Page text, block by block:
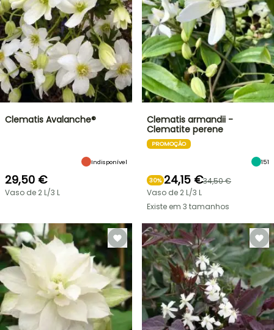
Clematis Avalanche®
Indisponível
29,50 €
Vaso de 2 L/3 L
Clematis armandii -
Clematite perene
PROMOÇÃO
151
30% 24,15 €34,50 €
Vaso de 2 L/3 L
Existe em 3 tamanhos